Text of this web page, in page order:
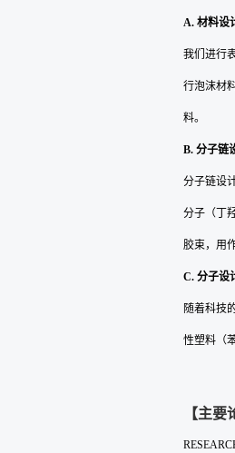
A. 材料设
我们进行
行泡沫材
料。
B. 分子链
分子链设
分子（丁
胶束，用
C. 分子设
随着科技
性塑料（
【主要